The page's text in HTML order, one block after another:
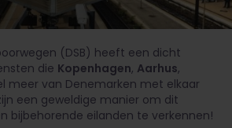
(DSB) heeft een dicht
die Kopenhagen, Aarhus,
meer van Denemarken met elkaar
een geweldige manier om dit
bijbehorende eilanden te verkennen!